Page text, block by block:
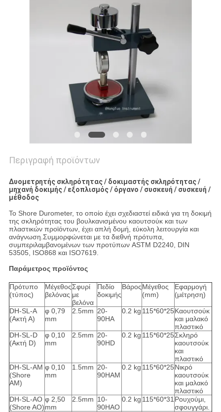
Περιγραφή προϊόντων
Δυομετρητής σκληρότητας / δοκιμαστής σκληρότητας /
μηχανή δοκιμής / εξοπλισμός / όργανο / συσκευή / συσκευή /
μέθοδος
Το Shore Durometer, το οποίο έχει σχεδιαστεί ειδικά για τη δοκιμή
της σκληρότητας του βουλκανισμένου καουτσούκ και των
πλαστικών προϊόντων, έχει απλή δομή, εύκολη λειτουργία και
ανάγνωση.Συμμορφώνεται με τα διεθνή πρότυπα,
συμπεριλαμβανομένων των προτύπων ASTM D2240, DIN
53505, ISO868 και ISO7619.
Παράμετρος προϊόντος
Πρότυπο
(τύπος)
Μέγεθος
βελόνας
Σφυρί
με
βελόνα
Πεδίο
δοκιμής
ΒάροςΜέγεθος
(mm)
Εφαρμογή
(μέτρηση)
DH-SL-A
(Ακτή Α)
φ 0,79
mm
2.5mm 20-
90HA
0.2 kg 115*60*25Καουτσούκ
και μαλακό
πλαστικό
DH-SL-D
(Ακτή D)
φ 0,10
mm
2.5mm 20-
90HD
0.2 kg 115*60*25Σκληρό
καουτσούκ
και
πλαστικό
DH-SL-AM
(Shore
AM)
φ 0,10
mm
1.5mm 20-
90HAM
0.2 kg 115*60*25Νικρό
καουτσούκ
και μαλακό
πλαστικό
DH-SL-AO
(Shore AO)
φ 2,50
mm
2.5mm 10-
90HAO
0.2 kg 115*60*31Ρουχούμι,
σφουγγάρι.